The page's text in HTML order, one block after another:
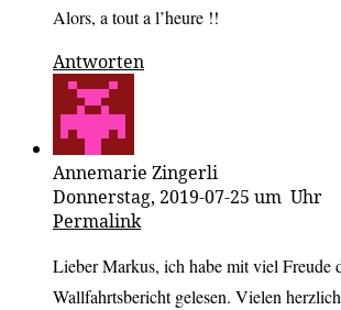
Alors, a tout a l’heure !!
Antworten
Annemarie Zingerli
Donnerstag, 2019-07-25 um Uhr
Permalink
Lieber Markus, ich habe mit viel Freude
Wallfahrtsbericht gelesen. Vielen